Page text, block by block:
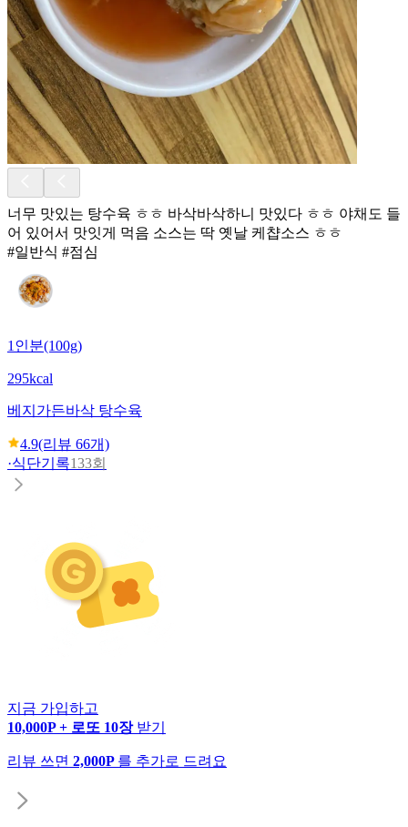
너무 맛있는 탕수육 ㅎㅎ 바삭바삭하니 맛있다 ㅎㅎ 야채도 들
어 있어서 맛잇게 먹음 소스는 딱 옛날 케챱소스 ㅎㅎ
#일반식 #점심
1인분(100g)
295kcal
베지가든바삭 탕수육
4.9(리뷰 66개)
·식단기록133회
지금 가입하고
10,000P + 로또 10장 받기
리뷰 쓰면 2,000P 를 추가로 드려요